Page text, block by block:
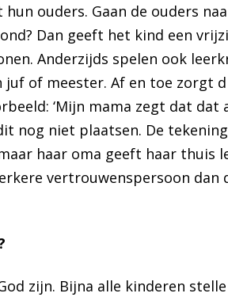
ouders. Gaan de ouders
Dan geeft het kind een
Anderzijds spelen ook
of meester. Af en toe zorgt
‘Mijn mama zegt dat dat
nog niet plaatsen. De
haar oma geeft haar thuis
vertrouwenspersoon
zijn. Bijna alle kinderen